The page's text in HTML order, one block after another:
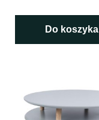
Do koszyka